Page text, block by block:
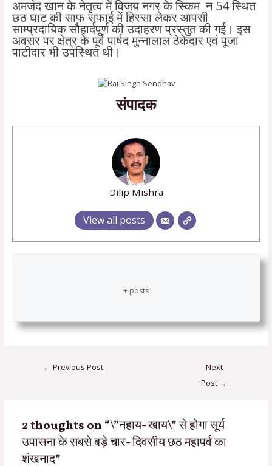
अमजद खान के नेतृत्व में विजय नगर के स्किम न 54 स्थित
छठ घाट की साफ सफाई में हिस्सा लेकर आपसी
साम्प्रदायिक सौहार्दपूर्ण की उदाहरण प्रस्तुत की गई। इस
अवसर पर क्षेत्र के पूर्व पार्षद मुन्नालाल ठेकेदार एवं पूजा
पाटीदार भी उपस्थित थी।
संपादक
Dilip Mishra
View all posts
+ posts
← Previous Post
Next
Post →
2 thoughts on “\”नहाय- खाय\” से होगा सूर्य
उपासना के सबसे बड़े चार- दिवसीय छठ महापर्व का
शंखनाद”